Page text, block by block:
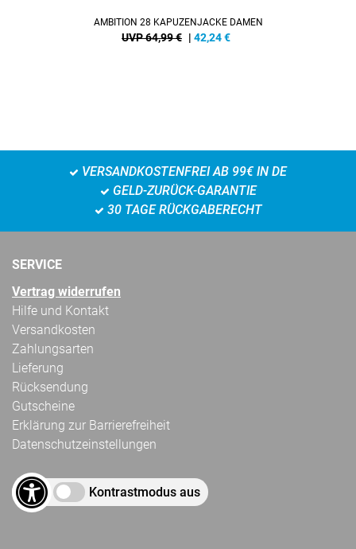
AMBITION 28 KAPUZENJACKE DAMEN
UVP 64,99 € | 42,24€
VERSANDKOSTENFREI AB 99€ IN DE
GELD-ZURÜCK-GARANTIE
30 TAGE RÜCKGABERECHT
SERVICE
Vertrag widerrufen
Hilfe und Kontakt
Versandkosten
Zahlungsarten
Lieferung
Rücksendung
Gutscheine
Erklärung zur Barrierefreiheit
Datenschutzeinstellungen
Kontrastmodus aus